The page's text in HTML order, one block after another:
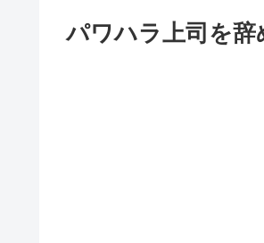
パワハラ上司を辞